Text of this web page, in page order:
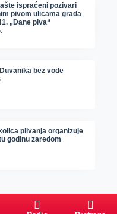
ispraćeni pozivari
pivom ulicama grada
„Dane piva“
bez vode
plivanja organizuje
godinu zaredom